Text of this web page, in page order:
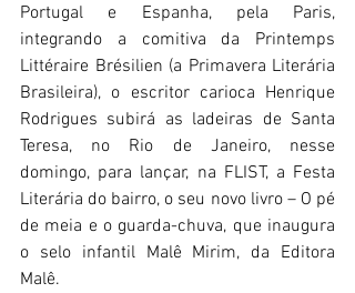
Portugal e Espanha, pela Paris,
integrando a comitiva da Printemps
Littéraire Brésilien (a Primavera Literária
Brasileira), o escritor carioca Henrique
Rodrigues subirá as ladeiras de Santa
Teresa, no Rio de Janeiro, nesse
domingo, para lançar, na FLIST, a Festa
Literária do bairro, o seu novo livro – O pé
de meia e o guarda-chuva, que inaugura
o selo infantil Malê Mirim, da Editora
Malê.